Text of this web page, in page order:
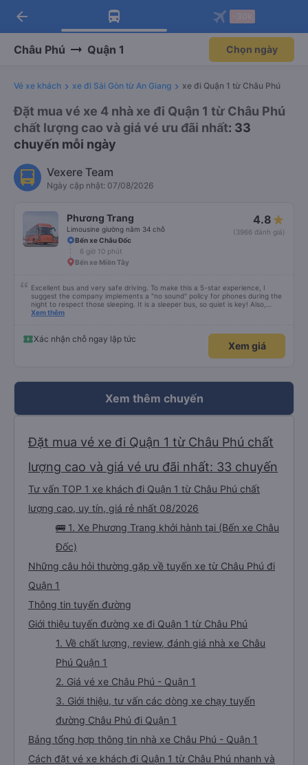
Tải app Vexere ngay!
Nhận ưu đãi thành viên độc
Mở app
Tải app Vexere
-30k/ghế khi đặt vé máy bay qua
Mở app
arrow_back
Châu Phú Quận 1 Chọn ngày
Vé xe khách xe đi Sài Gòn từ An Giang xe đi Quận 1 từ Châu Phú
Đặt mua vé xe 4 nhà xe đi Quận 1 từ Châu Phú
chất lượng cao và giá vé ưu đãi nhất: 33
chuyến mỗi ngày
Vexere Team
Ngày cập nhật: 07/08/2026
Phương Trang
Limousine giường nằm 34 chỗ
4.8
(3966 đánh giá)
Bến xe Châu Đốc
6 giờ 10 phút
Bến xe Miền Tây
Excellent bus and very safe driving. To make this a 5-star experience, I
suggest the company implements a "no sound" policy for phones during the
night to respect those sleeping. It is a sleeper bus, so quiet is key! Also,
please display the Wi-Fi password clearly inside the cabin for convenience. I
quy định rõ ràng về việc giữ im lặng (tắt âm thanh điện thoại) vào ban đêm
để tránh làm phiền hành khách khác ngủ. Ngoài ra, nhà xe nên dán sẵn mật
khẩu Wi-Fi trong xe để hành khách dễ dàng sử dụng. Tôi vẫn sẽ tiếp tục ủng
Xem thêm
Xác nhận chỗ ngay lập tức
Xem giá
Xem thêm chuyến
Đặt mua vé xe đi Quận 1 từ Châu Phú chất
lượng cao và giá vé ưu đãi nhất: 33 chuyến
Tư vấn TOP 1 xe khách đi Quận 1 từ Châu Phú chất
lượng cao, uy tín, giá rẻ nhất 08/2026
🚌 1. Xe Phương Trang khởi hành tại (Bến xe Châu
Đốc)
Những câu hỏi thường gặp về tuyến xe từ Châu Phú đi
Quận 1
Thông tin tuyến đường
Giới thiệu tuyến đường xe đi Quận 1 từ Châu Phú
1. Về chất lượng, review, đánh giá nhà xe Châu
Phú Quận 1
2. Giá vé xe Châu Phú - Quận 1
3. Giới thiệu, tư vấn các dòng xe chạy tuyến
đường Châu Phú đi Quận 1
Bảng tổng hợp thông tin nhà xe Châu Phú - Quận 1
Cách đặt vé xe khách đi Quận 1 từ Châu Phú nhanh và